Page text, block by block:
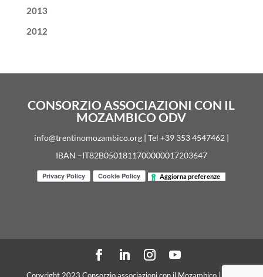
2013
2012
CONSORZIO ASSOCIAZIONI CON IL
MOZAMBICO ODV
info@trentinomozambico.org | Tel +39 353 4547462 |
IBAN –IT82B0501811700000017203647
Aggiorna preferenze